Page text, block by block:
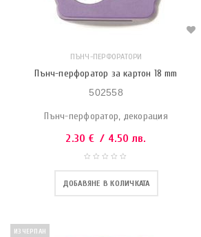
ПЪНЧ-ПЕРФОРАТОРИ
Пънч-перфоратор за картон 18 mm
502558
Пънч-перфоратор, декорация
2.30 € / 4.50 лв.
ДОБАВЯНЕ В КОЛИЧКАТА
ИЗЧЕРПАН